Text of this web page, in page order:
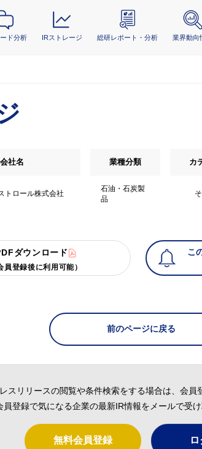
ド分析 IRストレージ 総研レポート・分析 業界動向
会社名 業種分類 カ
トロール株式会社
石油・石炭製
品
ダウンロード
員登録後に利用可能）
こ
前のページに戻る
スリリースの閲覧や条件検索をする場合は、会員
員登録で気になる企業の最新IR情報をメールで受け
無料会員登録